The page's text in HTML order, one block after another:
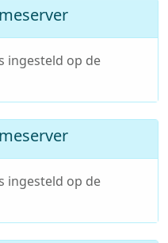
ingesteld op de
ingesteld op de